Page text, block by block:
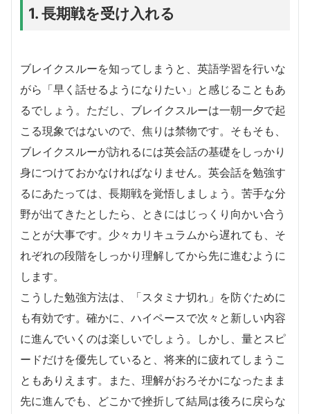
1. 長期戦を受け入れる
ブレイクスルーを知ってしまうと、英語学習を行いな
がら「早く話せるようになりたい」と感じることもあ
るでしょう。ただし、ブレイクスルーは一朝一夕で起
こる現象ではないので、焦りは禁物です。そもそも、
ブレイクスルーが訪れるには英会話の基礎をしっかり
身につけておかなければなりません。英会話を勉強す
るにあたっては、長期戦を覚悟しましょう。苦手な分
野が出てきたとしたら、ときにはじっくり向かい合う
ことが大事です。少々カリキュラムから遅れても、そ
れぞれの段階をしっかり理解してから先に進むように
します。
こうした勉強方法は、「スタミナ切れ」を防ぐために
も有効です。確かに、ハイペースで次々と新しい内容
に進んでいくのは楽しいでしょう。しかし、量とスピ
ードだけを優先していると、将来的に疲れてしまうこ
ともありえます。また、理解がおろそかになったまま
先に進んでも、どこかで挫折して結局は後ろに戻らな